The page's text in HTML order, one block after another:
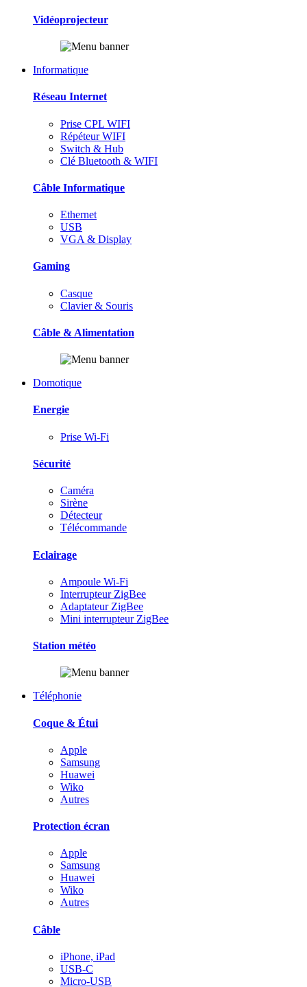
Vidéoprojecteur
Informatique
Réseau Internet
Prise CPL WIFI
Répéteur WIFI
Switch & Hub
Clé Bluetooth & WIFI
Câble Informatique
Ethernet
USB
VGA & Display
Gaming
Casque
Clavier & Souris
Câble & Alimentation
Domotique
Energie
Prise Wi-Fi
Sécurité
Caméra
Sirène
Détecteur
Télécommande
Eclairage
Ampoule Wi-Fi
Interrupteur ZigBee
Adaptateur ZigBee
Mini interrupteur ZigBee
Station météo
Téléphonie
Coque & Étui
Apple
Samsung
Huawei
Wiko
Autres
Protection écran
Apple
Samsung
Huawei
Wiko
Autres
Câble
iPhone, iPad
USB-C
Micro-USB